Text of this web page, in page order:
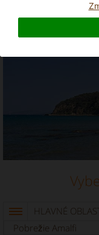
Maremma
Dovolenkový
HLAVNÉ
Pobrežie Amalfi